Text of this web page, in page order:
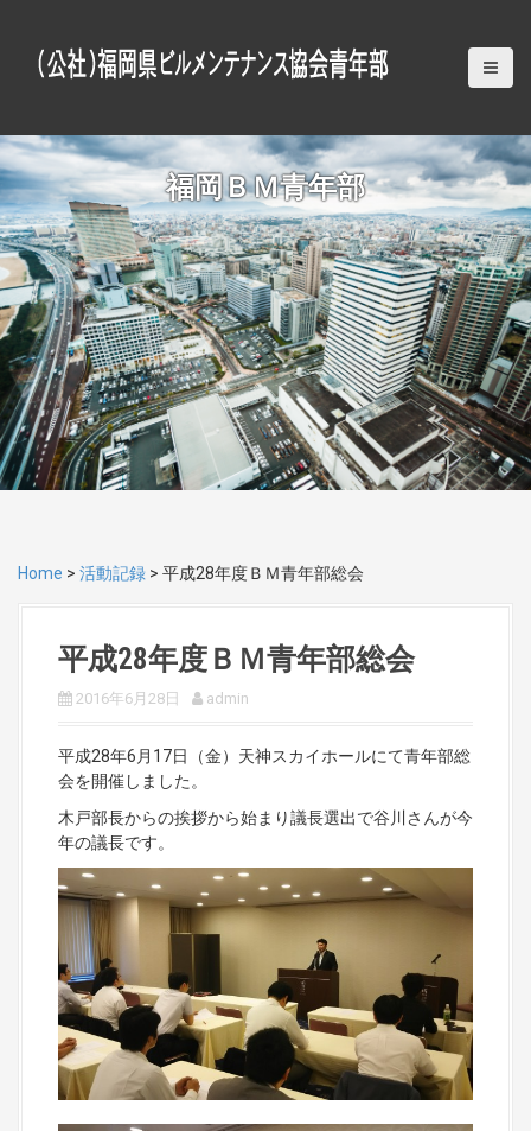
o
c
o
n
t
e
n
t
福岡ＢＭ青年部
Home > 活動記録 > 平成28年度ＢＭ青年部総会
平成28年度ＢＭ青年部総会
2016年6月28日 admin
平成28年6月17日（金）天神スカイホールにて青年部総
会を開催しました。
木戸部長からの挨拶から始まり議長選出で谷川さんが今
年の議長です。